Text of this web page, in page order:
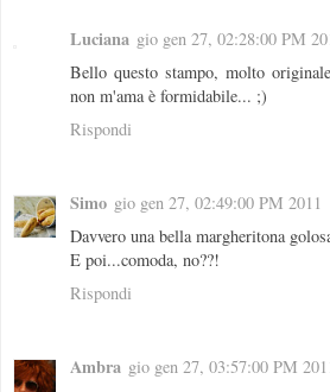
Luciana gio gen 27, 02:28:00 PM
Bello questo stampo, molto
non m'ama è formidabile... ;)
Rispondi
Simo gio gen 27, 02:49:00 PM 2011
Davvero una bella margheritona
E poi...comoda, no??!
Rispondi
Ambra gio gen 27, 03:57:00 PM